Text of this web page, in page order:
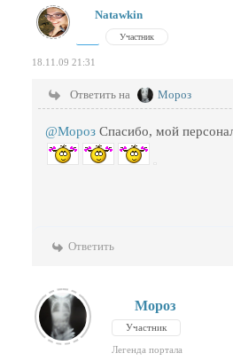
Natawkin
Участник
18.11.09 21:31
Ответить на Мороз
@Мороз Спасибо, мой
Ответить
Мороз
Участник
Легенда портала